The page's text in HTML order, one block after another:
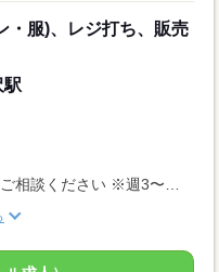
・服)、レジ打ち、販売
駅
週休2〜4日シフト制：勤務日数ご相談ください ※週3〜勤務相談可能